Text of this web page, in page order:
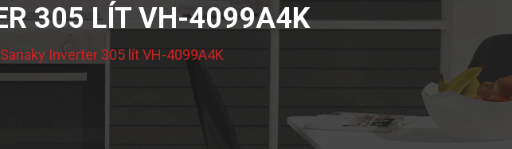
305 LÍT VH-4099A4K
Inverter 305 lít VH-4099A4K